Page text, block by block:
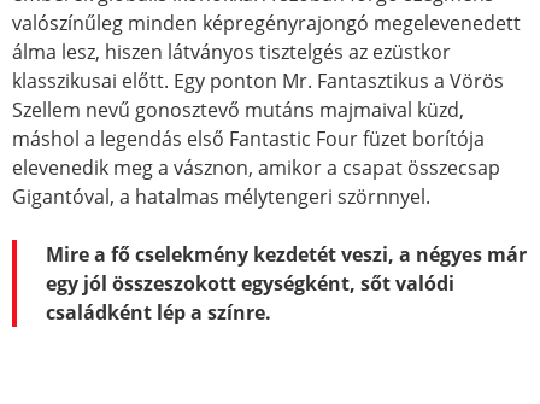
valószínűleg minden képregényrajongó megelevenedett
álma lesz, hiszen látványos tisztelgés az ezüstkor
klasszikusai előtt. Egy ponton Mr. Fantasztikus a Vörös
Szellem nevű gonosztevő mutáns majmaival küzd,
máshol a legendás első Fantastic Four füzet borítója
elevenedik meg a vásznon, amikor a csapat összecsap
Gigantóval, a hatalmas mélytengeri szörnnyel.
Mire a fő cselekmény kezdetét veszi, a négyes már
egy jól összeszokott egységként, sőt valódi
családként lép a színre.